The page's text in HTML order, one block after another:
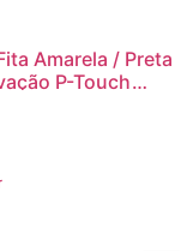
Amarela / Preta
P-Touch